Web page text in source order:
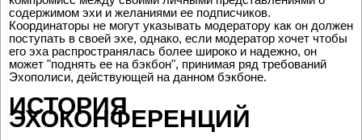
содержимом эхи и желаниями ее подписчиков.
Координаторы не могут указывать модератору как он должен
поступать в своей эхе, однако, если модератор хочет чтобы
его эха распространялась более широко и надежно, он
может "поднять ее на бэкбон", принимая ряд требований
Эхополиси, действующей на данном бэкбоне.
ИСТОРИЯ
ЭХОКОНФЕРЕНЦИЙ